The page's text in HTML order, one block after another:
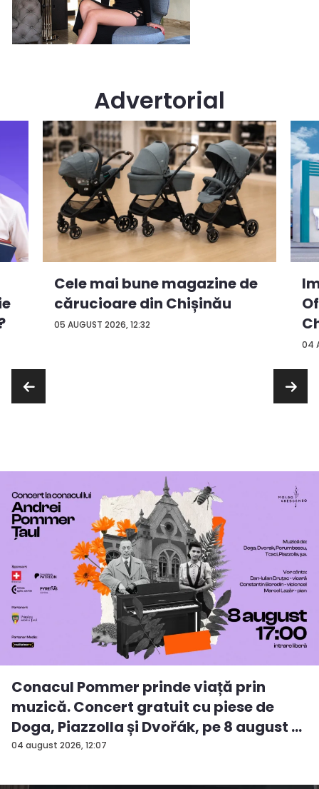
Advertorial
05 AUGUST 2026, 12:32
Cele mai bune magazine de
cărucioare din Chișinău
04
04 august 2026, 12:07
Conacul Pommer prinde viață prin
muzică. Concert gratuit cu piese de
Doga, Piazzolla și Dvořák, pe 8 august ...